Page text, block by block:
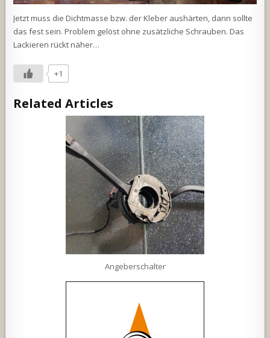
Jetzt muss die Dichtmasse bzw. der Kleber aushärten, dann sollte
das fest sein. Problem gelöst ohne zusätzliche Schrauben. Das
Lackieren rückt näher…
+1
Related Articles
Angeberschalter